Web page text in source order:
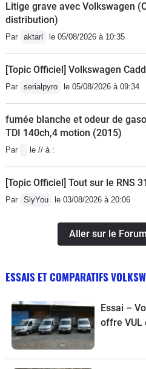
Litige grave avec Volkswagen
distribution)
Par aktarl le 05/08/2026 à 10:35
[Topic Officiel] Volkswagen
Par serialpyro le 05/08/2026 à 09:34
fumée blanche et odeur de
TDI 140ch,4 motion (2015)
Par le // à :
[Topic Officiel] Tout sur le RNS
Par SlyYou le 03/08/2026 à 20:06
Aller sur le
ESSAIS ET COMPARATIFS
Essai –
offre VUL